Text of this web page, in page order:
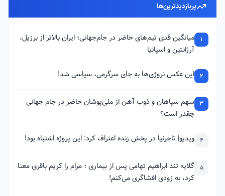
پربازدیدترین‌ها
1
میانگین قدی تیم‌های حاضر در جام‌جهانی؛ ایران بالاتر از برزیل،
آرژانتین و اسپانیا
2 این عکس نروژی‌ها به جای سرگرمی، سیاسی شد!
3 سهم سپاهان و ذوب آهن از ملی‌پوشان حاضر در جام جهانی
چقدر است؟
4 ویدیو| تاجرنیا در پخش زنده اعتراف کرد: این پروژه اشتباه بود!
5 گلایه تند ابراهیم تهامی پس از بیماری ؛ مرام را کریم باقری معنا
کرد، به زودی افشاگری می‌کنم!